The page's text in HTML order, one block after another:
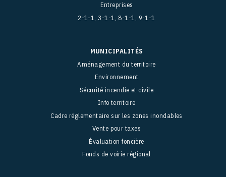
Entreprises
2-1-1, 3-1-1, 8-1-1, 9-1-1
MUNICIPALITÉS
Aménagement du territoire
Environnement
Sécurité incendie et civile
Info territoire
Cadre réglementaire sur les zones inondables
Vente pour taxes
Évaluation foncière
Fonds de voirie régional